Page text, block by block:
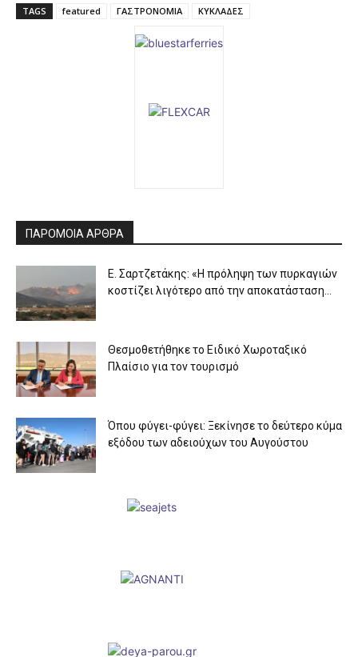
TAGS featured ΓΑΣΤΡΟΝΟΜΙΑ ΚΥΚΛΑΔΕΣ
ΠΑΡΟΜΟΙΑ ΑΡΘΡΑ
Ε. Σαρτζετάκης: «Η πρόληψη των πυρκαγιών
κοστίζει λιγότερο από την αποκατάσταση...
Θεσμοθετήθηκε το Ειδικό Χωροταξικό
Πλαίσιο για τον τουρισμό
Όπου φύγει-φύγει: Ξεκίνησε το δεύτερο κύμα
εξόδου των αδειούχων του Αυγούστου